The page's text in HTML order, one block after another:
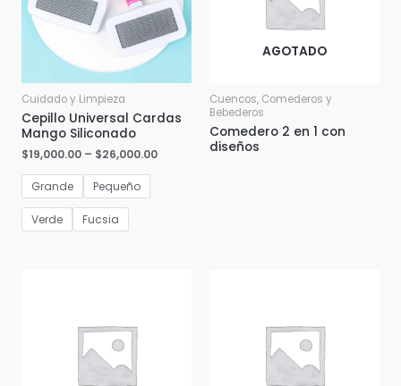
Cuidado y Limpieza
Cepillo Universal Cardas
Mango Siliconado
$19,000.00 – $26,000.00
Grande Pequeño
Verde Fucsia
AGOTADO
Cuencos, Comederos y
Bebederos
Comedero 2 en 1 con
diseños